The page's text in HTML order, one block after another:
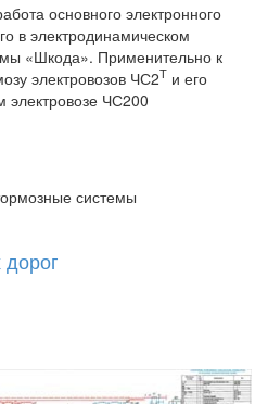
основного электронного
в электродинамическом
«Шкода». Применительно к
электровозов ЧС2Т и его
электровозе ЧС200
системы